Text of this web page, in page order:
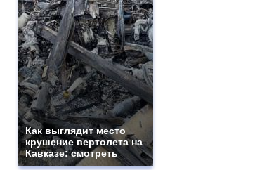
Как выглядит место
крушение вертолета на
Кавказе: смотреть